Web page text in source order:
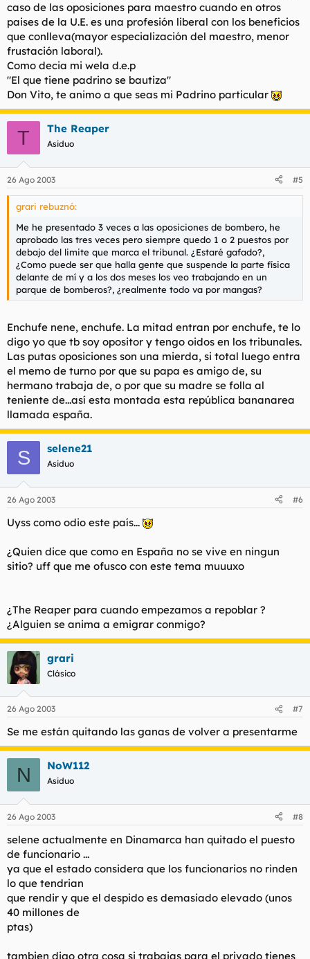
caso de las oposiciones para maestro cuando en otros
paises de la U.E. es una profesión liberal con los beneficios
que conlleva(mayor especialización del maestro, menor
frustación laboral).
Como decia mi wela d.e.p
"El que tiene padrino se bautiza"
Don Vito, te animo a que seas mi Padrino particular
T The Reaper
Asiduo
26 Ago 2003 #5
grari rebuznó:
Me he presentado 3 veces a las oposiciones de bombero, he
aprobado las tres veces pero siempre quedo 1 o 2 puestos por
debajo del limite que marca el tribunal. ¿Estaré gafado?,
¿Como puede ser que halla gente que suspende la parte física
delante de mí y a los dos meses los veo trabajando en un
parque de bomberos?, ¿realmente todo va por mangas?
Enchufe nene, enchufe. La mitad entran por enchufe, te lo
digo yo que tb soy opositor y tengo oidos en los tribunales.
Las putas oposiciones son una mierda, si total luego entra
el memo de turno por que su papa es amigo de, su
hermano trabaja de, o por que su madre se folla al
teniente de...así esta montada esta república bananarea
llamada españa.
S selene21
Asiduo
26 Ago 2003 #6
Uyss como odio este país...
¿Quien dice que como en España no se vive en ningun
sitio? uff que me ofusco con este tema muuuxo
¿The Reaper para cuando empezamos a repoblar ?
¿Alguien se anima a emigrar conmigo?
grari
Clásico
26 Ago 2003 #7
Se me están quitando las ganas de volver a presentarme
N NoW112
Asiduo
26 Ago 2003 #8
selene actualmente en Dinamarca han quitado el puesto
de funcionario ...
ya que el estado considera que los funcionarios no rinden
lo que tendrian
que rendir y que el despido es demasiado elevado (unos
40 millones de
ptas)
tambien digo otra cosa si trabajas para el privado tienes